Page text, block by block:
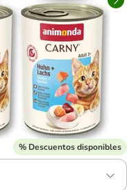
% Descuentos disponibles